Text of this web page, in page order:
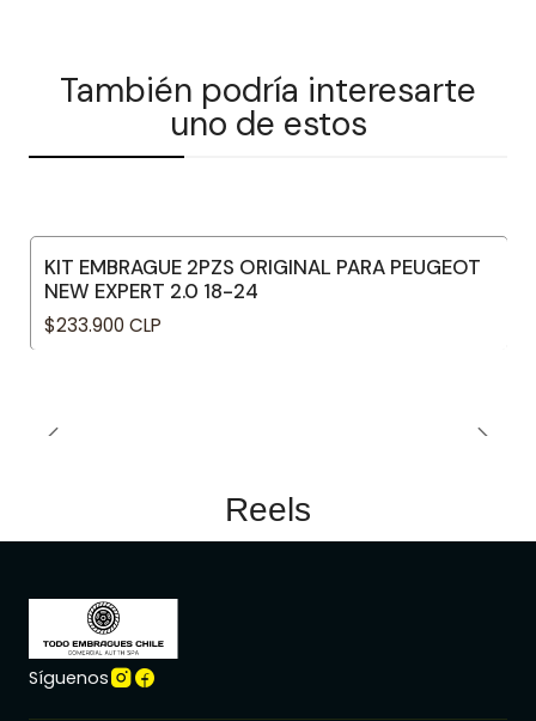
También podría interesarte
uno de estos
KIT EMBRAGUE 2PZS ORIGINAL PARA PEUGEOT
NEW EXPERT 2.0 18-24
$233.900 CLP
Reels
Síguenos